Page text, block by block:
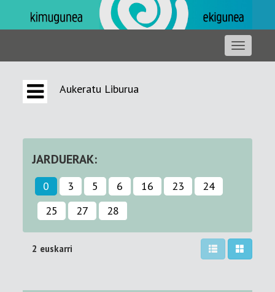
Aukeratu Liburua
JARDUERAK:
0 3 5 6 16 23
24
25
27 28
2 euskarri